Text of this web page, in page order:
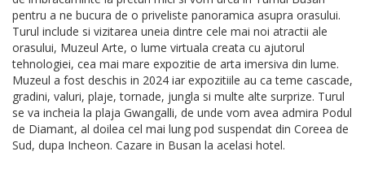
pentru a ne bucura de o priveliste panoramica asupra orasului.
Turul include si vizitarea uneia dintre cele mai noi atractii ale
orasului, Muzeul Arte, o lume virtuala creata cu ajutorul
tehnologiei, cea mai mare expozitie de arta imersiva din lume.
Muzeul a fost deschis in 2024 iar expozitiile au ca teme cascade,
gradini, valuri, plaje, tornade, jungla si multe alte surprize. Turul
se va incheia la plaja Gwangalli, de unde vom avea admira Podul
de Diamant, al doilea cel mai lung pod suspendat din Coreea de
Sud, dupa Incheon. Cazare in Busan la acelasi hotel.